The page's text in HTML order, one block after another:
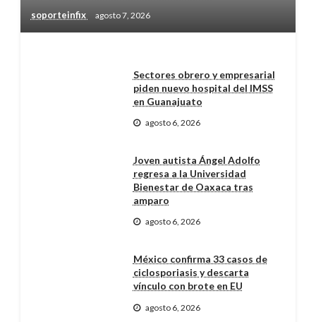
soporteinfix agosto 7, 2026
Sectores obrero y empresarial
piden nuevo hospital del IMSS
en Guanajuato
agosto 6, 2026
Joven autista Ángel Adolfo
regresa a la Universidad
Bienestar de Oaxaca tras
amparo
agosto 6, 2026
México confirma 33 casos de
ciclosporiasis y descarta
vínculo con brote en EU
agosto 6, 2026